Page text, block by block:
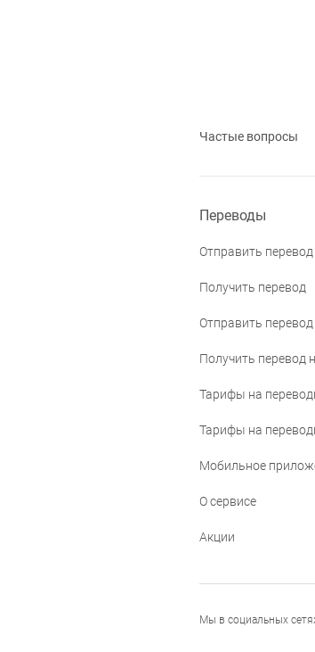
Частые вопросы
Переводы
Отправить перевод
Получить перевод
Отправить перевод
Получить перевод
Тарифы на
Тарифы на
Мобильное
О сервисе
Акции
Мы в социальных